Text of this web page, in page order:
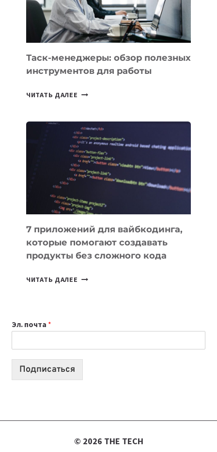
ЕМУ
МОЖНО
ПОРУЧИТЬ
УЖЕ
СЕГОДНЯ
Таск-менеджеры: обзор полезных
инструментов для работы
ЧИТАТЬ ДАЛЕЕ ТАСК-
ПОЛЕЗНЫХ
ИНСТРУМЕНТОВ
ДЛЯ
РАБОТЫ
7 приложений для вайбкодинга,
которые помогают создавать
продукты без сложного кода
ЧИТАТЬ ДАЛЕЕ
СОЗДАВАТЬ
ПРОДУКТЫ
Эл. почта *
Подписаться
© 2026 THE TECH